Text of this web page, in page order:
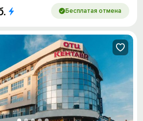
Бесплатая отмена